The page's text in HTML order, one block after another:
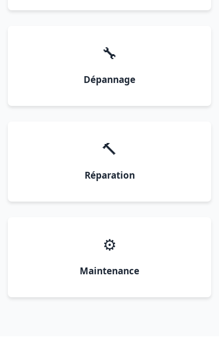
🔧
Dépannage
🔨
Réparation
⚙️
Maintenance